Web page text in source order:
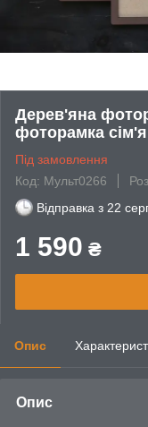
Дерев'яна
фоторамка
Під замовлення
Код: Мульт0266
Відправка з 22
1 590 ₴
Опис
Опис